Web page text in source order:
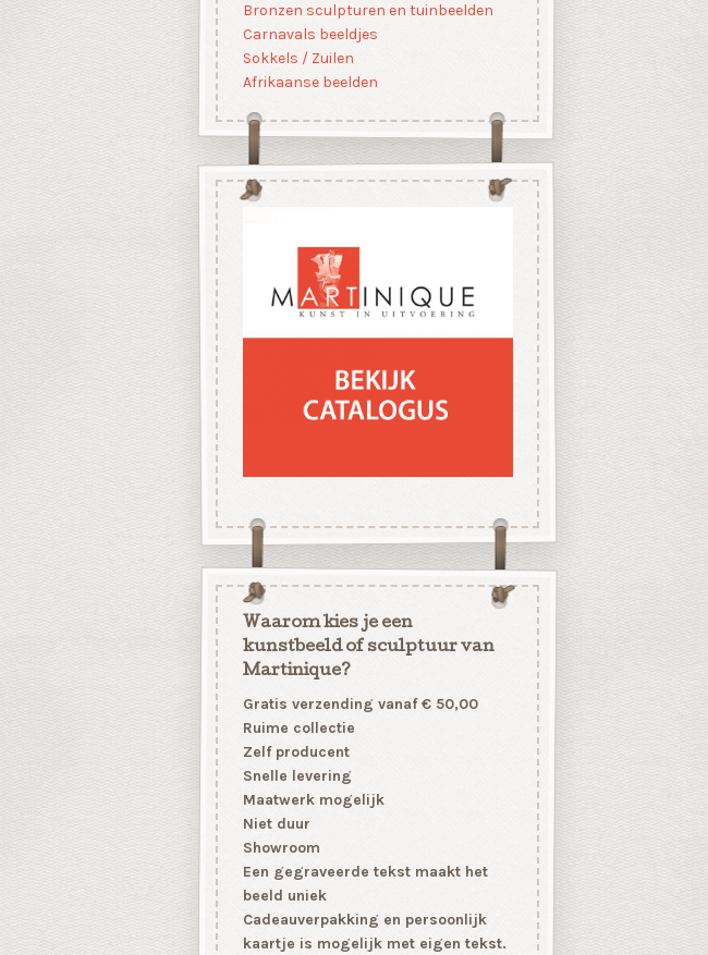
Bronzen sculpturen en tuinbeelden
Carnavals beeldjes
Sokkels / Zuilen
Afrikaanse beelden
Waarom kies je een
kunstbeeld of sculptuur van
Martinique?
Gratis verzending vanaf € 50,00
Ruime collectie
Zelf producent
Snelle levering
Maatwerk mogelijk
Niet duur
Showroom
Een gegraveerde tekst maakt het
beeld uniek
Cadeauverpakking en persoonlijk
kaartje is mogelijk met eigen tekst.